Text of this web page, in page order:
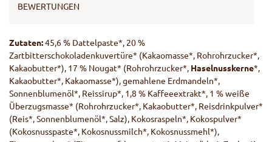
BEWERTUNGEN
Zutaten:45,6 % Dattelpaste*, 20 %
Zartbitterschokoladenkuvertüre* (Kakaomasse*, Rohrohrzucker*,
Kakaobutter*), 17 % Nougat* (Rohrohrzucker*, Haselnusskerne*,
Kakaobutter*, Kakaomasse*), gemahlene Erdmandeln*,
Sonnenblumenöl*, Reissirup*, 1,8 % Kaffeeextrakt*, 1 % weiße
Überzugsmasse* (Rohrohrzucker*, Kakaobutter*, Reisdrinkpulver*
(Reis*, Sonnenblumenöl*, Salz), Kokosraspeln*, Kokospulver*
(Kokosnusspaste*, Kokosnussmilch*, Kokosnussmehl*),